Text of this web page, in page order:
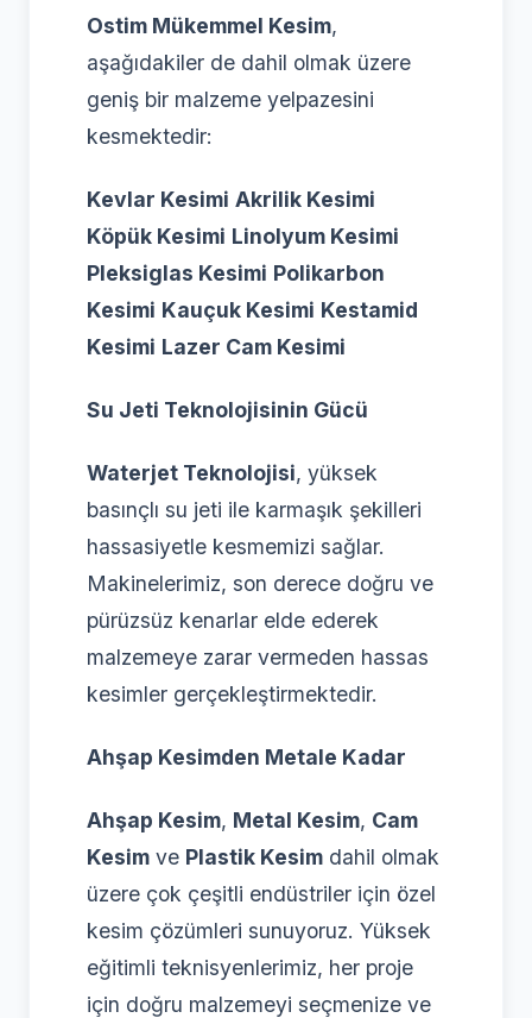
Ostim Mükemmel Kesim,
aşağıdakiler de dahil olmak üzere
geniş bir malzeme yelpazesini
kesmektedir:
Kevlar Kesimi Akrilik Kesimi
Köpük Kesimi Linolyum Kesimi
Pleksiglas Kesimi Polikarbon
Kesimi Kauçuk Kesimi Kestamid
Kesimi Lazer Cam Kesimi
Su Jeti Teknolojisinin Gücü
Waterjet Teknolojisi, yüksek
basınçlı su jeti ile karmaşık şekilleri
hassasiyetle kesmemizi sağlar.
Makinelerimiz, son derece doğru ve
pürüzsüz kenarlar elde ederek
malzemeye zarar vermeden hassas
kesimler gerçekleştirmektedir.
Ahşap Kesimden Metale Kadar
Ahşap Kesim, Metal Kesim, Cam
Kesim ve Plastik Kesim dahil olmak
üzere çok çeşitli endüstriler için özel
kesim çözümleri sunuyoruz. Yüksek
eğitimli teknisyenlerimiz, her proje
için doğru malzemeyi seçmenize ve